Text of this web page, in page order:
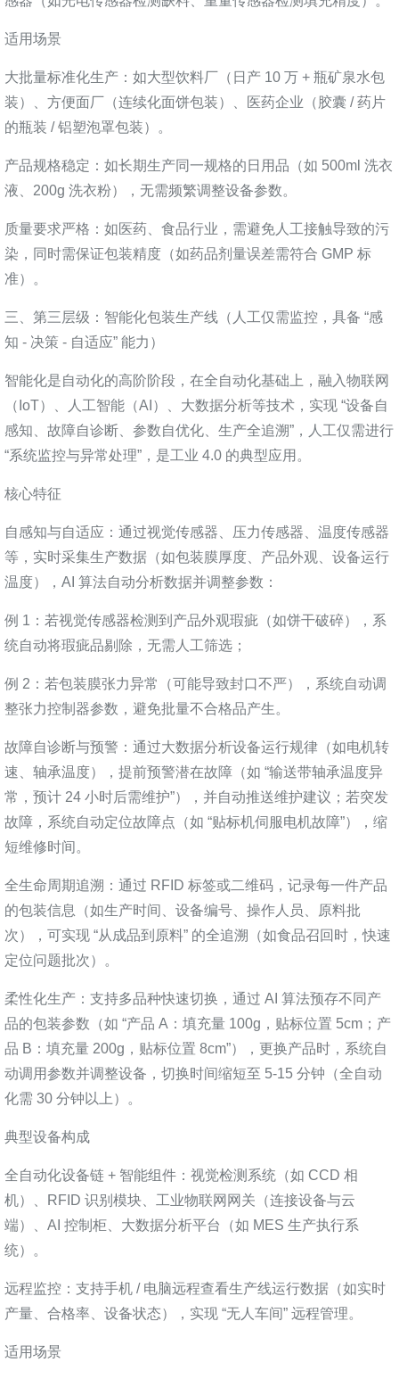
适用场景
大批量标准化生产：如大型饮料厂（日产 10 万 + 瓶矿泉水包
装）、方便面厂（连续化面饼包装）、医药企业（胶囊 / 药片
的瓶装 / 铝塑泡罩包装）。
产品规格稳定：如长期生产同一规格的日用品（如 500ml 洗衣
液、200g 洗衣粉），无需频繁调整设备参数。
质量要求严格：如医药、食品行业，需避免人工接触导致的污
染，同时需保证包装精度（如药品剂量误差需符合 GMP 标
准）。
三、第三层级：智能化包装生产线（人工仅需监控，具备 “感
知 - 决策 - 自适应” 能力）
智能化是自动化的高阶阶段，在全自动化基础上，融入物联网
（IoT）、人工智能（AI）、大数据分析等技术，实现 “设备自
感知、故障自诊断、参数自优化、生产全追溯”，人工仅需进行
“系统监控与异常处理”，是工业 4.0 的典型应用。
核心特征
自感知与自适应：通过视觉传感器、压力传感器、温度传感器
等，实时采集生产数据（如包装膜厚度、产品外观、设备运行
温度），AI 算法自动分析数据并调整参数：
例 1：若视觉传感器检测到产品外观瑕疵（如饼干破碎），系
统自动将瑕疵品剔除，无需人工筛选；
例 2：若包装膜张力异常（可能导致封口不严），系统自动调
整张力控制器参数，避免批量不合格品产生。
故障自诊断与预警：通过大数据分析设备运行规律（如电机转
速、轴承温度），提前预警潜在故障（如 “输送带轴承温度异
常，预计 24 小时后需维护”），并自动推送维护建议；若突发
故障，系统自动定位故障点（如 “贴标机伺服电机故障”），缩
短维修时间。
全生命周期追溯：通过 RFID 标签或二维码，记录每一件产品
的包装信息（如生产时间、设备编号、操作人员、原料批
次），可实现 “从成品到原料” 的全追溯（如食品召回时，快速
定位问题批次）。
柔性化生产：支持多品种快速切换，通过 AI 算法预存不同产
品的包装参数（如 “产品 A：填充量 100g，贴标位置 5cm；产
品 B：填充量 200g，贴标位置 8cm”），更换产品时，系统自
动调用参数并调整设备，切换时间缩短至 5-15 分钟（全自动
化需 30 分钟以上）。
典型设备构成
全自动化设备链 + 智能组件：视觉检测系统（如 CCD 相
机）、RFID 识别模块、工业物联网网关（连接设备与云
端）、AI 控制柜、大数据分析平台（如 MES 生产执行系
统）。
远程监控：支持手机 / 电脑远程查看生产线运行数据（如实时
产量、合格率、设备状态），实现 “无人车间” 远程管理。
适用场景